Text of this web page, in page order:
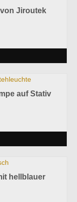
Jiroutek
auf Stativ
hellblauer